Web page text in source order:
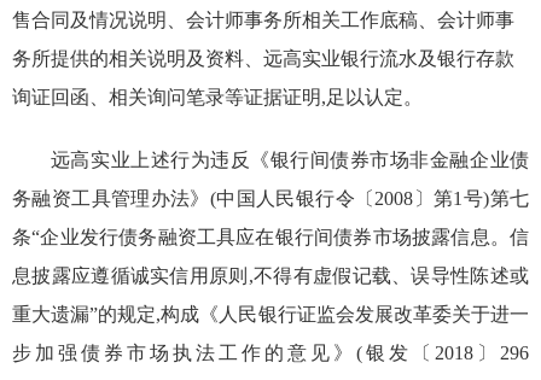
售合同及情况说明、会计师事务所相关工作底稿、会计师事
务所提供的相关说明及资料、远高实业银行流水及银行存款
询证回函、相关询问笔录等证据证明,足以认定。
远高实业上述行为违反《银行间债券市场非金融企业债
务融资工具管理办法》(中国人民银行令〔2008〕第1号)第七
条“企业发行债务融资工具应在银行间债券市场披露信息。信
息披露应遵循诚实信用原则,不得有虚假记载、误导性陈述或
重大遗漏”的规定,构成《人民银行证监会发展改革委关于进一
步加强债券市场执法工作的意见》(银发〔2018〕296